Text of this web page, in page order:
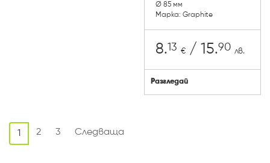
Ø 85 мм
Марка: Graphite
8.13 € / 15.90 лв.
Разгледай
1 2 3 Следваща